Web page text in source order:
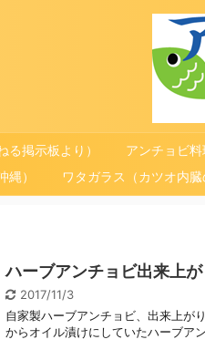
掲示板より） アンチョビ
）
ワタガラス（カツオ内臓
ハーブアンチョビ出来上が
2017/11/3
自家製ハーブアンチョビ、出来上が
からオイル漬けにしていたハーブア